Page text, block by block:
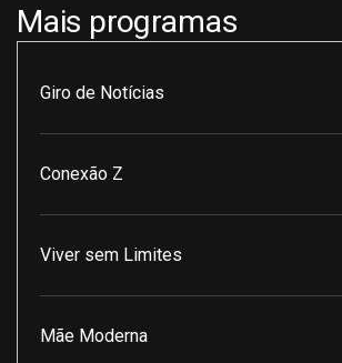
Mais programas
Giro de Notícias
Conexão Z
Viver sem Limites
Mãe Moderna